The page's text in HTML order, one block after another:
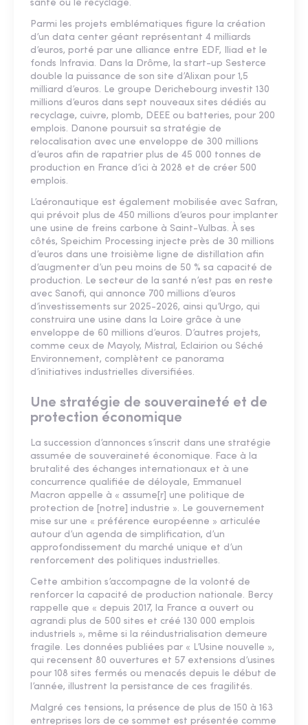
santé ou le recyclage.
Parmi les projets emblématiques figure la création
d’un data center géant représentant 4 milliards
d’euros, porté par une alliance entre EDF, Iliad et le
fonds Infravia. Dans la Drôme, la start-up Sesterce
double la puissance de son site d’Alixan pour 1,5
milliard d’euros. Le groupe Derichebourg investit 130
millions d’euros dans sept nouveaux sites dédiés au
recyclage, cuivre, plomb, DEEE ou batteries, pour 200
emplois. Danone poursuit sa stratégie de
relocalisation avec une enveloppe de 300 millions
d’euros afin de rapatrier plus de 45 000 tonnes de
production en France d’ici à 2028 et de créer 500
emplois.
L’aéronautique est également mobilisée avec Safran,
qui prévoit plus de 450 millions d’euros pour implanter
une usine de freins carbone à Saint-Vulbas. À ses
côtés, Speichim Processing injecte près de 30 millions
d’euros dans une troisième ligne de distillation afin
d’augmenter d’un peu moins de 50 % sa capacité de
production. Le secteur de la santé n’est pas en reste
avec Sanofi, qui annonce 700 millions d’euros
d’investissements sur 2025-2026, ainsi qu’Urgo, qui
construira une usine dans la Loire grâce à une
enveloppe de 60 millions d’euros. D’autres projets,
comme ceux de Mayoly, Mistral, Eclairion ou Séché
Environnement, complètent ce panorama
d’initiatives industrielles diversifiées.
Une stratégie de souveraineté et de
protection économique
La succession d’annonces s’inscrit dans une stratégie
assumée de souveraineté économique. Face à la
brutalité des échanges internationaux et à une
concurrence qualifiée de déloyale, Emmanuel
Macron appelle à « assume[r] une politique de
protection de [notre] industrie ». Le gouvernement
mise sur une « préférence européenne » articulée
autour d’un agenda de simplification, d’un
approfondissement du marché unique et d’un
renforcement des politiques industrielles.
Cette ambition s’accompagne de la volonté de
renforcer la capacité de production nationale. Bercy
rappelle que « depuis 2017, la France a ouvert ou
agrandi plus de 500 sites et créé 130 000 emplois
industriels », même si la réindustrialisation demeure
fragile. Les données publiées par « L’Usine nouvelle »,
qui recensent 80 ouvertures et 57 extensions d’usines
pour 108 sites fermés ou menacés depuis le début de
l’année, illustrent la persistance de ces fragilités.
Malgré ces tensions, la présence de plus de 150 à 163
entreprises lors de ce sommet est présentée comme